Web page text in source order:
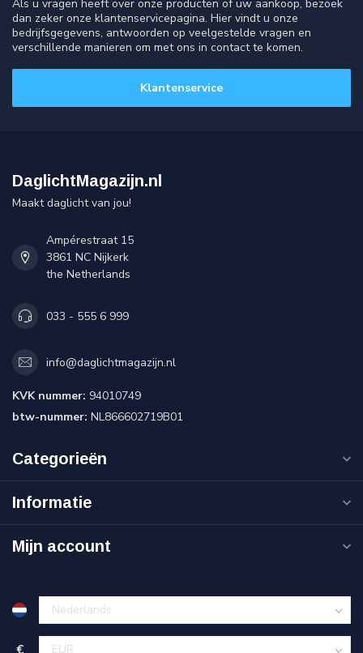
Als u vragen heeft over onze producten of uw aankoop, bezoek
dan zeker onze klantenservicepagina. Hier vindt u onze
bedrijfsgegevens, antwoorden op veelgestelde vragen en
verschillende manieren om met ons in contact te komen.
Klantenservice
DaglichtMagazijn.nl
Maakt daglicht van jou!
Ampérestraat 15
3861 NC Nijkerk
the Netherlands
033 - 555 6 999
info@daglichtmagazijn.nl
KVK nummer: 94010749
btw-nummer: NL866602719B01
Categorieën
Informatie
Mijn account